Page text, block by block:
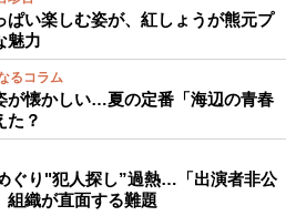
ぱい楽しむ姿が、紅しょうが熊元プ
魅力
るコラム
が懐かしい…夏の定番「海辺の青春
た？
ぐり"犯人探し”過熱…「出演者非公
組織が直面する難題